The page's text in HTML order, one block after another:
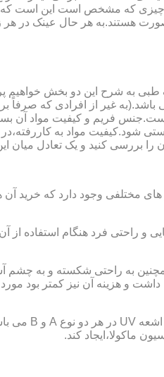
هستند.به هر حال عینک در هر
به شرح این دو بخش خواهیم
غیر از افرادی که صرفاً
است.جنس فریم و کیفیت مواد
شود.کیفیت مواد به
کنید و یک تعادل میان این
مختلفی وجود دارد که خرید
و راحتی فرد هنگام استفاده
و هزینه آن نیز کمتر بود
ماکولا،ایجاد کند.